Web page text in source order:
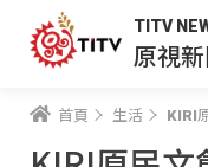
TITV
原視
首頁 生活 KIRI